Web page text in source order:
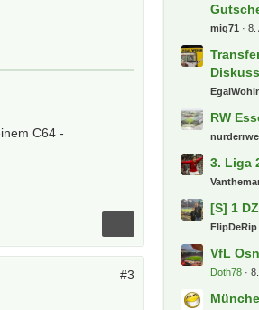
C64 -
#3
mig71 8.
RW
nurderrwe
3. Liga
[S] 1
FlipDeRip
VfL
Doth78